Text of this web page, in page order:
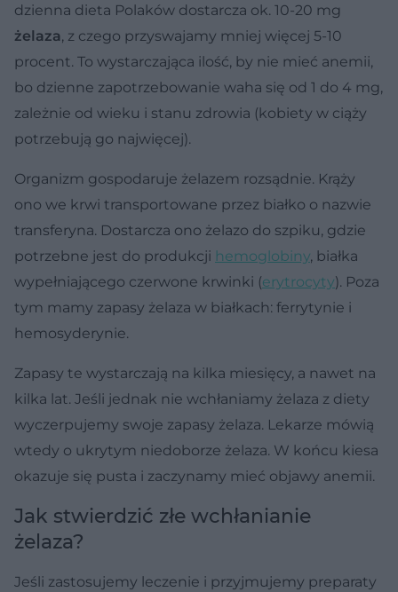
dzienna dieta Polaków dostarcza ok. 10-20 mg
żelaza, z czego przyswajamy mniej więcej 5-10
procent. To wystarczająca ilość, by nie mieć anemii,
bo dzienne zapotrzebowanie waha się od 1 do 4 mg,
zależnie od wieku i stanu zdrowia (kobiety w ciąży
potrzebują go najwięcej).
Organizm gospodaruje żelazem rozsądnie. Krąży
ono we krwi transportowane przez białko o nazwie
transferyna. Dostarcza ono żelazo do szpiku, gdzie
potrzebne jest do produkcji hemoglobiny, białka
wypełniającego czerwone krwinki (erytrocyty). Poza
tym mamy zapasy żelaza w białkach: ferrytynie i
hemosyderynie.
Zapasy te wystarczają na kilka miesięcy, a nawet na
kilka lat. Jeśli jednak nie wchłaniamy żelaza z diety
wyczerpujemy swoje zapasy żelaza. Lekarze mówią
wtedy o ukrytym niedoborze żelaza. W końcu kiesa
okazuje się pusta i zaczynamy mieć objawy anemii.
Jak stwierdzić złe wchłanianie
żelaza?
Jeśli zastosujemy leczenie i przyjmujemy preparaty